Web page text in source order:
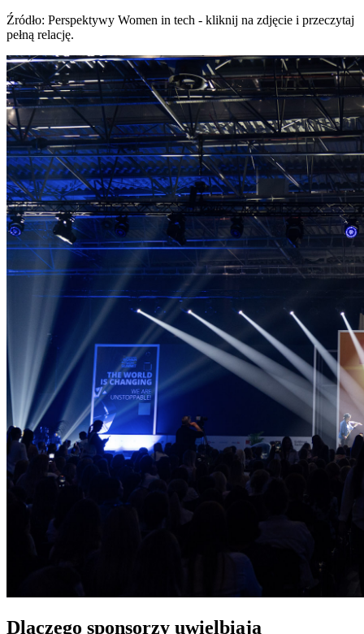
Źródło: Perspektywy Women in tech - kliknij na zdjęcie i przeczytaj
pełną relację.
Dlaczego sponsorzy uwielbiają